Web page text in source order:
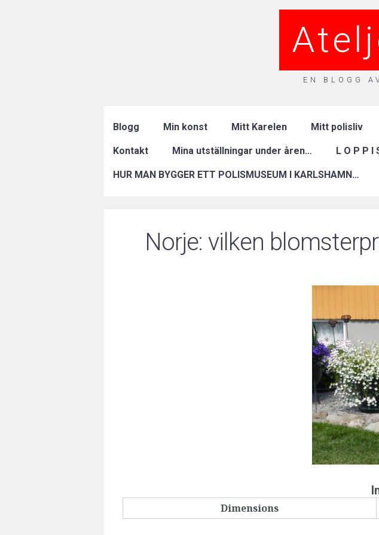
EN BLOGG
Blogg Min konst Mitt Karelen Mitt polisliv
Kontakt Mina utställningar under åren… L O P P I
HUR MAN BYGGER ETT POLISMUSEUM I KARLSHAMN…
Norje: vilken
Dimensions